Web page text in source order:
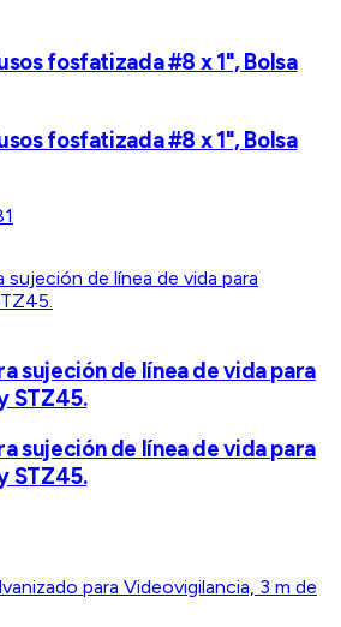
fosfatizada #8 x 1", Bolsa
fosfatizada #8 x 1", Bolsa
sujeción de línea de vida para
STZ45.
sujeción de línea de vida para
STZ45.